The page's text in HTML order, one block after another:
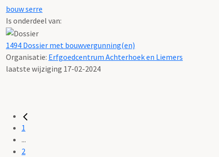
bouw serre
Is onderdeel van:
1494 Dossier met bouwvergunning(en)
Organisatie: Erfgoedcentrum Achterhoek en Liemers
laatste wijziging 17-02-2024
1
...
2